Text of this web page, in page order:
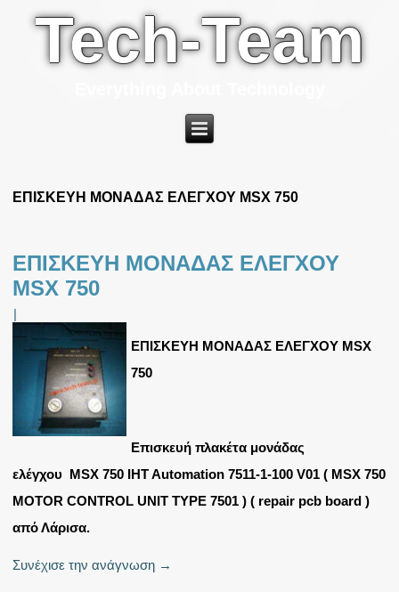
Tech-Team
ΕΠΙΣΚΕΥΗ ΜΟΝΑΔΑΣ ΕΛΕΓΧΟΥ MSX 750
ΕΠΙΣΚΕΥΗ ΜΟΝΑΔΑΣ ΕΛΕΓΧΟΥ
MSX 750
|
ΕΠΙΣΚΕΥΗ ΜΟΝΑΔΑΣ ΕΛΕΓΧΟΥ MSX
750
Επισκευή πλακέτα μονάδας
ελέγχου MSX 750 IHT Automation 7511-1-100 V01 ( MSX 750
MOTOR CONTROL UNIT TYPE 7501 ) ( repair pcb board )
από Λάρισα.
Συνέχισε την ανάγνωση →